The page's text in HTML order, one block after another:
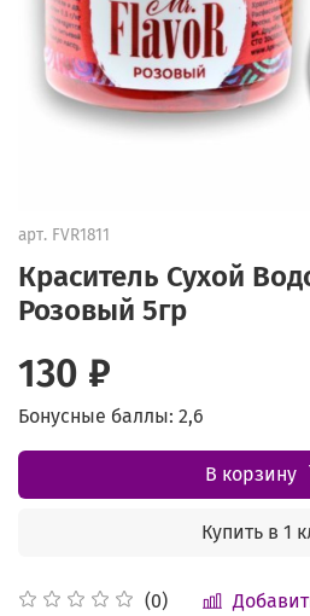
арт. FVR1811
Краситель Сухой
Розовый 5гр
(0)
130 ₽
Бонусные баллы: 2,6
В корзину
Купить в 1